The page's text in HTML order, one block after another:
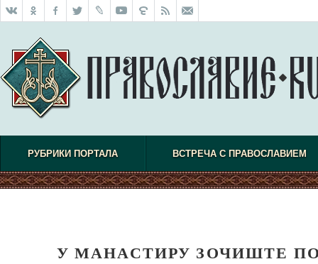
РУБРИКИ ПОРТАЛА ВСТРЕЧА С ПРАВОСЛАВИЕМ
У МАНАСТИРУ ЗОЧИШТЕ